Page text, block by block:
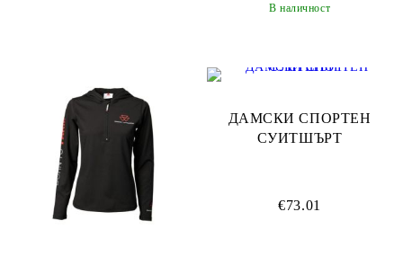
В наличност
ДАМСКИ СПОРТЕН
СУИТШЪРТ
€73.01